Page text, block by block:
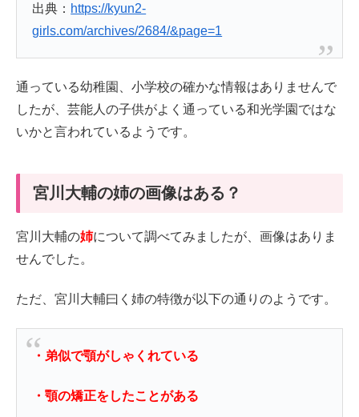
出典： https://kyun2-
girls.com/archives/2684/&page=1
通っている幼稚園、小学校の確かな情報はありませんで
したが、芸能人の子供がよく通っている和光学園ではな
いかと言われているようです。
宮川大輔の姉の画像はある？
宮川大輔の姉について調べてみましたが、画像はありま
せんでした。
ただ、宮川大輔曰く姉の特徴が以下の通りのようです。
・弟似で顎がしゃくれている
・顎の矯正をしたことがある